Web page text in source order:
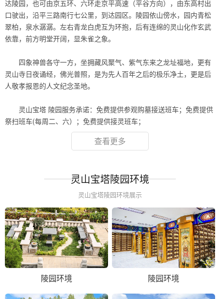
达陵园，也可由京五环、六环走京平高速（平谷方向），由东高村出
口驶出，沿平三路南行七公里，到达园区。陵园依山傍水，园内青松
翠柏，泉水潺潺。左右青龙白虎互为环抱，后有连绵的灵山化作玄武
依靠，前方明堂开阔，显朱雀之象。
四象神兽各守一方，坐拥藏风聚气、紫气东来之龙址福地，更有
灵山寺日夜诵经，佛光普照，是为先人百年之后的极乐净土，更是后
人敬孝报恩的人文纪念圣地。
灵山宝塔 陵园服务承诺：免费提供参观购墓接送班车；免费提供
祭扫班车(每周二、六）；免费提供接灵班车；
查看更多
灵山宝塔陵园环境
灵山宝塔陵园环境展示
陵园环境 陵园环境